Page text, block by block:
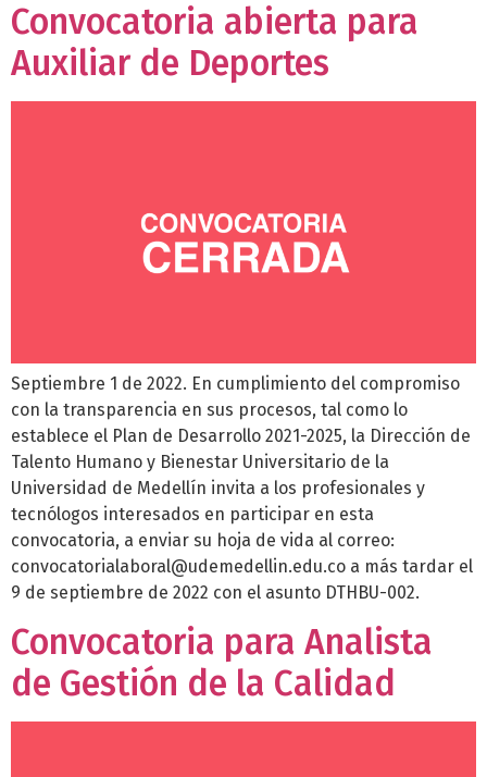
Convocatoria abierta para
Auxiliar de Deportes
Septiembre 1 de 2022. En cumplimiento del compromiso
con la transparencia en sus procesos, tal como lo
establece el Plan de Desarrollo 2021-2025, la Dirección de
Talento Humano y Bienestar Universitario de la
Universidad de Medellín invita a los profesionales y
tecnólogos interesados en participar en esta
convocatoria, a enviar su hoja de vida al correo:
convocatorialaboral@udemedellin.edu.co a más tardar el
9 de septiembre de 2022 con el asunto DTHBU-002.
Convocatoria para Analista
de Gestión de la Calidad